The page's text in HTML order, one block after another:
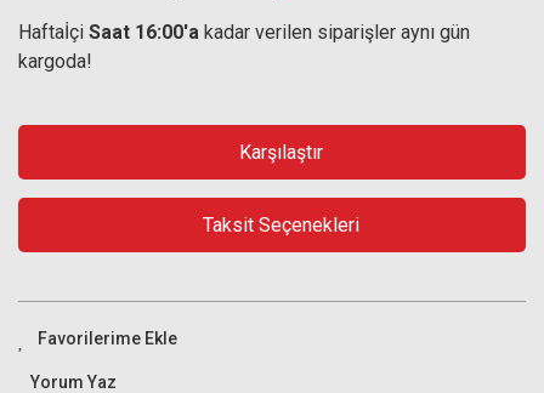
Haftaİçi Saat 16:00'a kadar verilen siparişler aynı gün
kargoda!
Karşılaştır
Taksit Seçenekleri
Yorum Yaz